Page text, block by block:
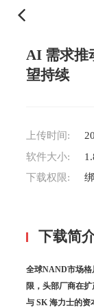
AI 需求推
望持续
上传时间:
软件大小:
下载权限:
下载简
全球NAND市场
限，头部厂商在
与 SK 海力士的资